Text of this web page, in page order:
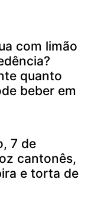
com limão
quanto
beber em
7 de
cantonês,
e torta de